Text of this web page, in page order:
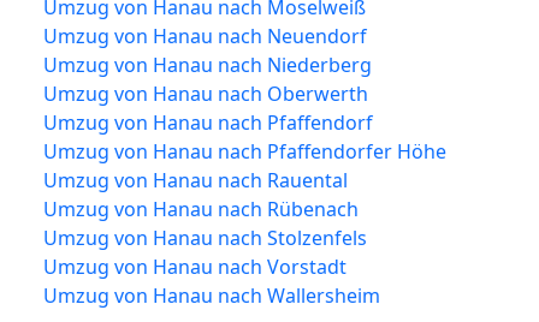
Umzug von Hanau nach Moselweiß
Umzug von Hanau nach Neuendorf
Umzug von Hanau nach Niederberg
Umzug von Hanau nach Oberwerth
Umzug von Hanau nach Pfaffendorf
Umzug von Hanau nach Pfaffendorfer Höhe
Umzug von Hanau nach Rauental
Umzug von Hanau nach Rübenach
Umzug von Hanau nach Stolzenfels
Umzug von Hanau nach Vorstadt
Umzug von Hanau nach Wallersheim